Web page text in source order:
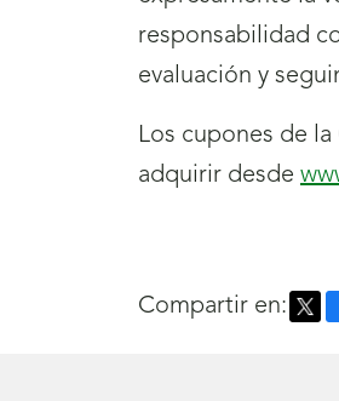
responsabilidad
evaluación y
Los cupones de
adquirir desde
Compartir en: